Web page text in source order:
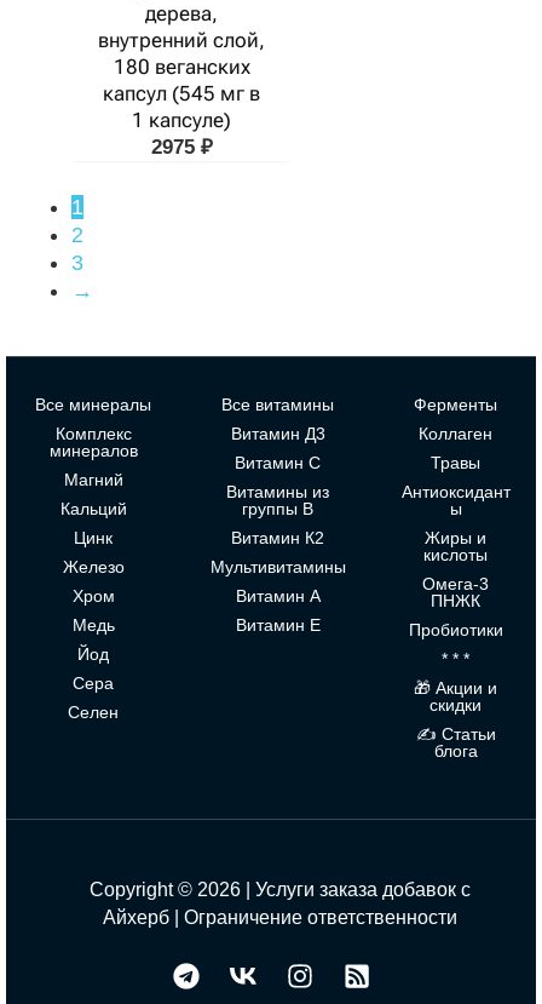
дерева,
внутренний слой,
180 веганских
капсул (545 мг в
1 капсуле)
2975 ₽
1
2
3
→
Все минералы
Комплекс
минералов
Магний
Кальций
Цинк
Железо
Хром
Медь
Йод
Сера
Селен
Все витамины
Витамин Д3
Витамин С
Витамины из
группы В
Витамин К2
Мультивитамины
Витамин А
Витамин Е
Ферменты
Коллаген
Травы
Антиоксидант
ы
Жиры и
кислоты
Омега-3
ПНЖК
Пробиотики
* * *
🎁 Акции и
скидки
✍ Статьи
блога
Copyright © 2026 | Услуги заказа добавок с
Айхерб | Ограничение ответственности